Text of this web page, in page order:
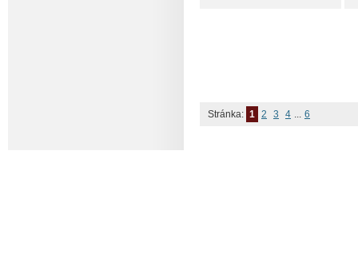
Stránka: 1 2 3 4 ... 6